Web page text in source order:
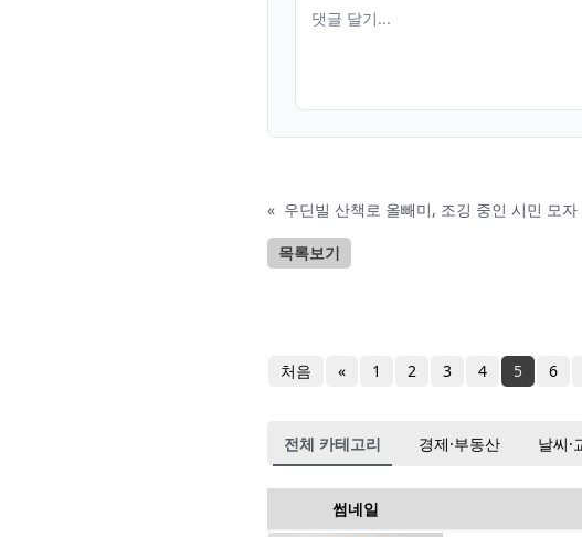
« 우딘빌 산책로 올빼미, 조깅 중인 시민 모
목록보기
처음 « 1 2 3 4 5 6
전체 카테고리 경제·부동산 날씨·
썸네일